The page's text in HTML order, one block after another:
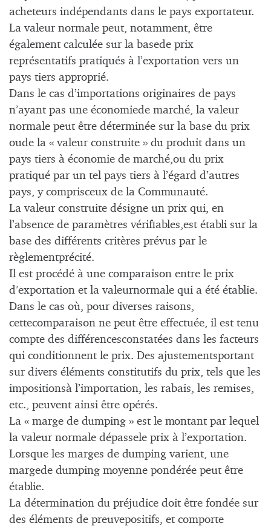
acheteurs indépendants dans le pays exportateur.
La valeur normale peut, notamment, être
également calculée sur la basede prix
représentatifs pratiqués à l’exportation vers un
pays tiers approprié.
Dans le cas d’importations originaires de pays
n’ayant pas une économiede marché, la valeur
normale peut être déterminée sur la base du prix
oude la « valeur construite » du produit dans un
pays tiers à économie de marché,ou du prix
pratiqué par un tel pays tiers à l’égard d’autres
pays, y comprisceux de la Communauté.
La valeur construite désigne un prix qui, en
l’absence de paramètres vérifiables,est établi sur la
base des différents critères prévus par le
règlementprécité.
Il est procédé à une comparaison entre le prix
d’exportation et la valeurnormale qui a été établie.
Dans le cas où, pour diverses raisons,
cettecomparaison ne peut être effectuée, il est tenu
compte des différencesconstatées dans les facteurs
qui conditionnent le prix. Des ajustementsportant
sur divers éléments constitutifs du prix, tels que les
impositionsà l’importation, les rabais, les remises,
etc., peuvent ainsi être opérés.
La « marge de dumping » est le montant par lequel
la valeur normale dépassele prix à l’exportation.
Lorsque les marges de dumping varient, une
margede dumping moyenne pondérée peut être
établie.
La détermination du préjudice doit être fondée sur
des éléments de preuvepositifs, et comporte